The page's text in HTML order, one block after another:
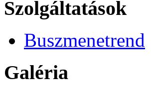
Szolgáltatások
Buszmenetrend
Galéria